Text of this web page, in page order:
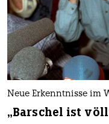
Neue Erkenntnisse im
„Barschel ist